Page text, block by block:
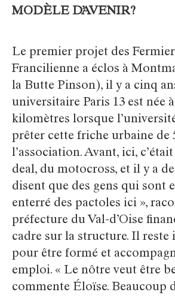
MODÈLE D’AVENIR?
Le premier projet des
Francilienne a éclos à
la Butte Pinson), il y a cinq
universitaire Paris 13 est née
kilomètres lorsque
prêter cette friche urbaine de
l’association. Avant, ici,
deal, du motocross, et il y a
disent que des gens qui sont
enterré des pactoles ici »,
préfecture du Val-d’Oise
cadre sur la structure. Il reste
pour être formé et
emploi. « Le nôtre veut être
commente Éloïse. Beaucoup